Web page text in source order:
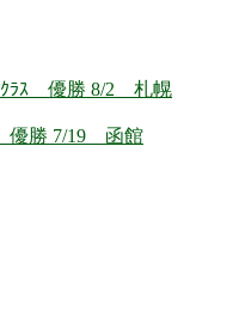
ｸﾗｽ 優勝 8/2 札幌
優勝 7/19 函館